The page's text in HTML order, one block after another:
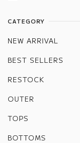
CATEGORY
NEW ARRIVAL
BEST SELLERS
RESTOCK
OUTER
TOPS
BOTTOMS